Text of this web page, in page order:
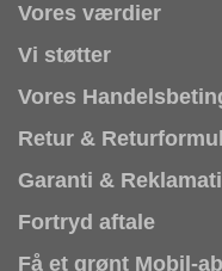
Vores værdier
Vi støtter
Vores
Retur &
Garanti &
Fortryd aftale
Få et grønt Mobil-